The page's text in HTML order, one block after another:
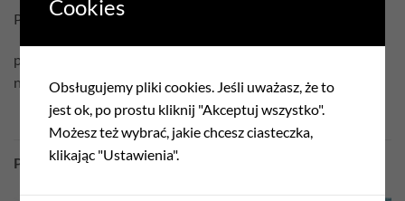
Pielęgnacja:
prać w temperaturze 30°C
nie czyścić chemicznie
PODOBNE PRODUKTY
Cookies
Obsługujemy pliki cookies. Jeśli uważasz, że to
jest ok, po prostu kliknij "Akceptuj wszystko".
Możesz też wybrać, jakie chcesz ciasteczka,
klikając "Ustawienia".